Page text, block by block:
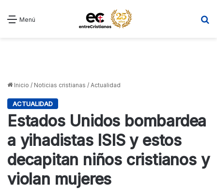
Menú
Inicio / Noticias cristianas / Actualidad
ACTUALIDAD
Estados Unidos bombardea
a yihadistas ISIS y estos
decapitan niños cristianos y
violan mujeres